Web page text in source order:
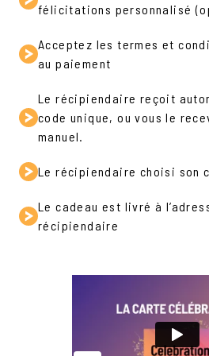
félicitations personnalisé
Acceptez les termes et
au paiement
Le récipiendaire reçoit
code unique, ou vous le
manuel.
Le récipiendaire choisi son
Le cadeau est livré à
récipiendaire